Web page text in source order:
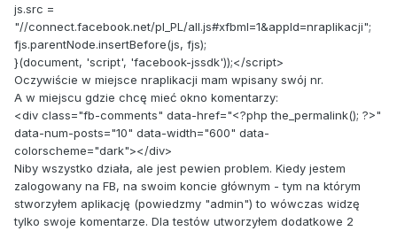
js.src =
"//connect.facebook.net/pl_PL/all.js#xfbml=1&appId=nraplikacji";
fjs.parentNode.insertBefore(js, fjs);
}(document, 'script', 'facebook-jssdk'));</script>
Oczywiście w miejsce nraplikacji mam wpisany swój nr.
A w miejscu gdzie chcę mieć okno komentarzy:
<div class="fb-comments" data-href="<?php the_permalink(); ?>"
data-num-posts="10" data-width="600" data-
colorscheme="dark"></div>
Niby wszystko działa, ale jest pewien problem. Kiedy jestem
zalogowany na FB, na swoim koncie głównym - tym na którym
stworzyłem aplikację (powiedzmy "admin") to wówczas widzę
tylko swoje komentarze. Dla testów utworzyłem dodatkowe 2